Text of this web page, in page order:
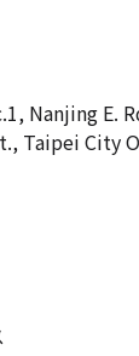
Nanjing E.
Taipei City